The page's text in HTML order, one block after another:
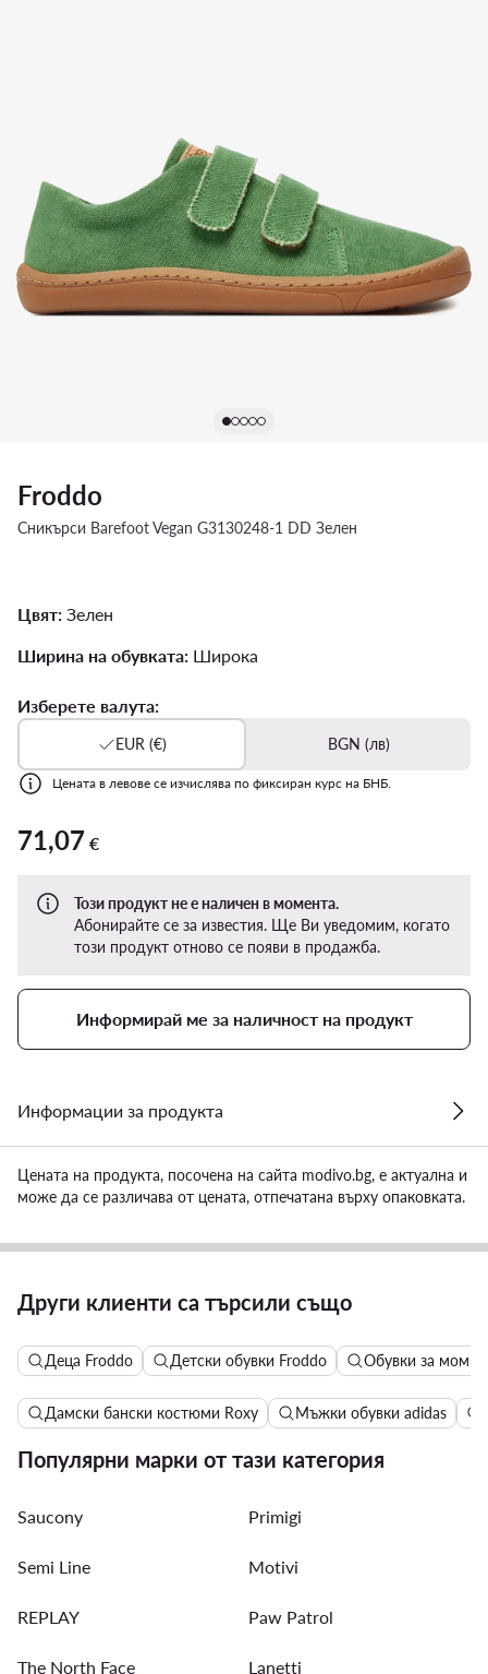
Froddo
Сникърси Barefoot Vegan G3130248-1 DD Зелен
Цвят: Зелен
Ширина на обувката: Широка
Изберете валута:
EUR (€) BGN (лв)
Цената в левове се изчислява по фиксиран курс на БНБ.
71,07 €
71,07 €
Този продукт не е наличен в момента.
Абонирайте се за известия. Ще Ви уведомим, когато
този продукт отново се появи в продажба.
Информирай ме за наличност на продукт
Информации за продукта
Цената на продукта, посочена на сайта modivo.bg, е актуална и
може да се различава от цената, отпечатана върху опаковката.
Други клиенти са търсили също
Деца Froddo Детски обувки Froddo Обувки за
Дамски бански костюми Roxy Мъжки обувки adidas
Популярни марки от тази категория
Saucony Primigi
Semi Line Motivi
REPLAY Paw Patrol
The North Face Lanetti